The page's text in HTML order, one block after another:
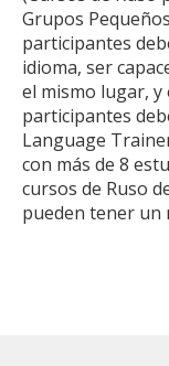
Grupos
participantes
idioma, ser
el mismo lugar, y
participantes
Language
con más de 8
cursos de Ruso
pueden tener un